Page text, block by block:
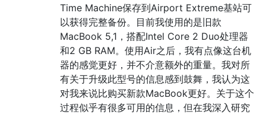
Time Machine保存到Airport Extreme基站可
以获得完整备份。目前我使用的是旧款
MacBook 5,1，搭配Intel Core 2 Duo处理器
和2 GB RAM。使用Air之后，我有点像这台机
器的感觉更好，并不介意额外的重量。我对所
有关于升级此型号的信息感到鼓舞，我认为这
对我来说比购买新款MacBook更好。关于这个
过程似乎有很多可用的信息，但在我深入研究